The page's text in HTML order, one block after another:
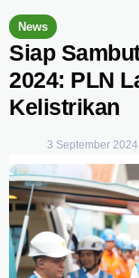
News
Siap
2024: PLN
Kelistrikan
3 September